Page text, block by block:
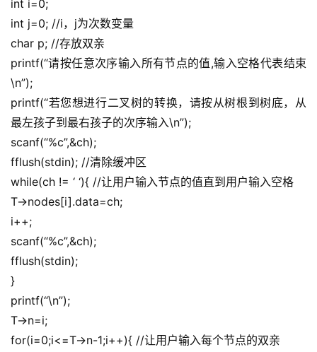
int i=0;
int j=0; //i，j为次数变量
char p; //存放双亲
printf(“请按任意次序输入所有节点的值,输入空格代表结束
\n”);
printf(“若您想进行二叉树的转换，请按从树根到树底，从
最左孩子到最右孩子的次序输入\n”);
scanf(“%c”,&ch);
fflush(stdin); //清除缓冲区
while(ch != ‘ ‘){ //让用户输入节点的值直到用户输入空格
T->nodes[i].data=ch;
i++;
scanf(“%c”,&ch);
fflush(stdin);
}
printf(“\n”);
T->n=i;
for(i=0;i<=T->n-1;i++){ //让用户输入每个节点的双亲